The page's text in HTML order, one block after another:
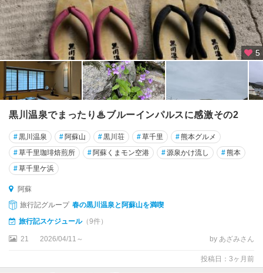
5
黒川温泉でまったり♨ブルーインパルスに感激その2
#黒川温泉 #阿蘇山 #黒川荘 #草千里 #熊本グルメ
#草千里珈琲焙煎所 #阿蘇くまモン空港 #源泉かけ流し #熊本
#草千里ケ浜
阿蘇
旅行記グループ 春の黒川温泉と阿蘇山を満喫
旅行記スケジュール（9件）
21 2026/04/11～ by あざみさん
投稿日：3ヶ月前